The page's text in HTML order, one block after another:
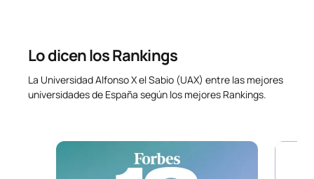
Lo dicen los Rankings
La Universidad Alfonso X el Sabio (UAX) entre las mejores
universidades de España según los mejores Rankings.